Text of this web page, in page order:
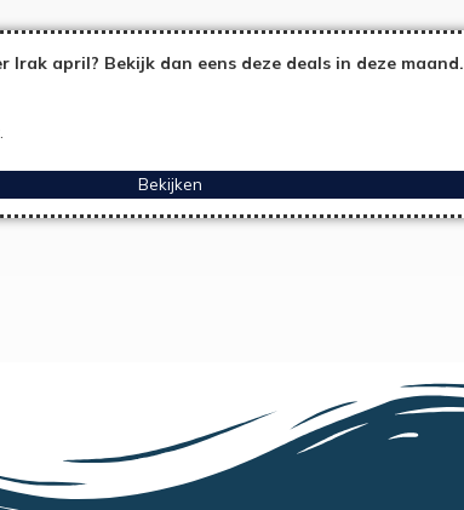
april? Bekijk dan eens deze deals in deze maand.
Bekijken